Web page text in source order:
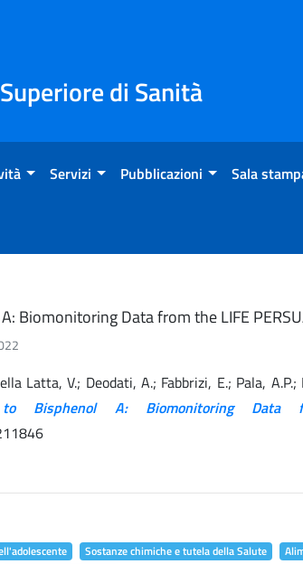
di Sanità
Servizi Pubblicazioni Sala
Biomonitoring Data from the LIFE
Latta, V.; Deodati, A.; Fabbrizi, E.; Pala,
Bisphenol A: Biomonitoring Data
Sostanze chimiche e tutela della Salute